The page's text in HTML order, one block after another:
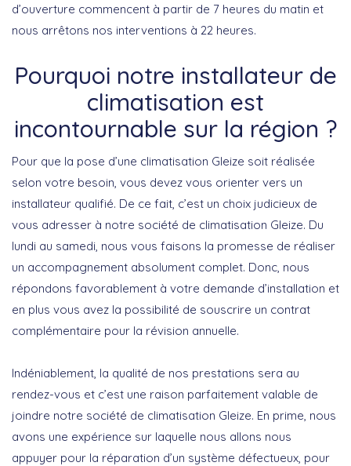
d’ouverture commencent à partir de 7 heures du matin et
nous arrêtons nos interventions à 22 heures.
Pourquoi notre installateur de
climatisation est
incontournable sur la région ?
Pour que la pose d’une climatisation Gleize soit réalisée
selon votre besoin, vous devez vous orienter vers un
installateur qualifié. De ce fait, c’est un choix judicieux de
vous adresser à notre société de climatisation Gleize. Du
lundi au samedi, nous vous faisons la promesse de réaliser
un accompagnement absolument complet. Donc, nous
répondons favorablement à votre demande d’installation et
en plus vous avez la possibilité de souscrire un contrat
complémentaire pour la révision annuelle.
Indéniablement, la qualité de nos prestations sera au
rendez-vous et c’est une raison parfaitement valable de
joindre notre société de climatisation Gleize. En prime, nous
avons une expérience sur laquelle nous allons nous
appuyer pour la réparation d’un système défectueux, pour